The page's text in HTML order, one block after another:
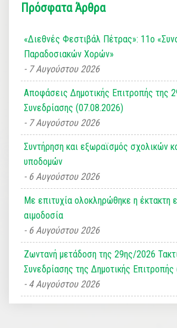
Πρόσφατα Άρθρα
«Διεθνές Φεστιβάλ Πέτρας»: 11ο
Παραδοσιακών Χορών»
7 Αυγούστου 2026
Αποφάσεις Δημοτικής Επιτροπής της
Συνεδρίασης (07.08.2026)
7 Αυγούστου 2026
Συντήρηση και εξωραϊσμός σχολικών
υποδομών
6 Αυγούστου 2026
Με επιτυχία ολοκληρώθηκε η έκτακτη
αιμοδοσία
6 Αυγούστου 2026
Ζωντανή μετάδοση της 29ης/2026
Συνεδρίασης της Δημοτικής
4 Αυγούστου 2026